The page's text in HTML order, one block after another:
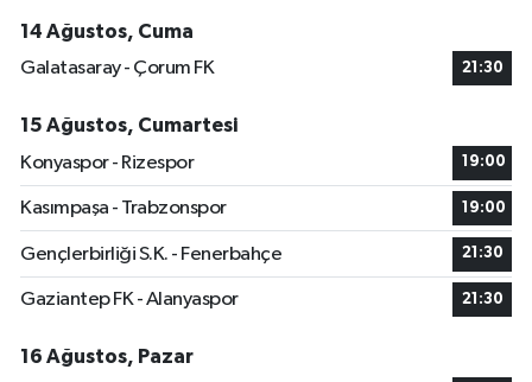
14 Ağustos, Cuma
Galatasaray - Çorum FK
21:30
15 Ağustos, Cumartesi
Konyaspor - Rizespor
19:00
Kasımpaşa - Trabzonspor 19:00
Gençlerbirliği S.K. - Fenerbahçe 21:30
Gaziantep FK - Alanyaspor 21:30
16 Ağustos, Pazar